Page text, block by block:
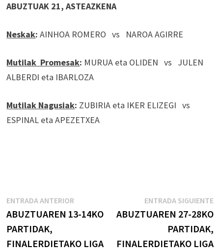
ABUZTUAK 21, ASTEAZKENA
Neskak:AINHOA ROMERO vs NAROA AGIRRE
Mutilak Promesak: MURUA eta OLIDEN vs JULEN
ALBERDI eta IBARLOZA
Mutilak Nagusiak: ZUBIRIA eta IKER ELIZEGI vs
ESPINAL eta APEZETXEA
Navegación
de
entradas
ENTRADA ANTERIOR
anterior:
ABUZTUAREN 13-14KO
PARTIDAK,
FINALERDIETAKO LIGA
ENTRADA SIGUIENTE
ABUZTUAREN 27-28KO
PARTIDAK,
FINALERDIETAKO LIGA